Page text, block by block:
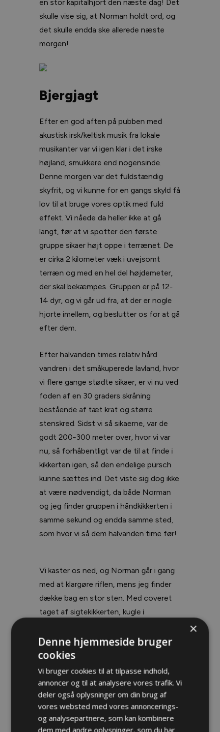
en stor kapitalhjort den næste dag! Det
skulle vise sig, at Norman holdt ord, og
det skulle endda ske allerede næste
morgen!
Bjergjagt
Efter en god aften på pubben med
akustisk irsk/keltisk musik fra lokale
musikanter var vi igen klar i det irske
højland, smukkere end nogensinde.
Denne morgen var det fuldstændig
skyfrit, og vi kunne for en gangs skyld få
lov til at bruge vores optik med fuld
effekt. Vi nåede da heller ikke at gå
langt, før at vi spotter den første
gruppe sikaer højt oppe i terrænet. De
er cirka 2 kilometer væk i uvejsomt
terræn og med en hel del højdemeter,
der skal bekæmpes. Gruppen er på 12-
14 dyr, og vi går ud fra, at der er nogle
hjorte imellem, og beslutter os for at gå
efter dem.
Efter halvanden times relativ hård
vandren i det småkuperede lavland, hvor
vi flere gange stødte sikaer, er vi nu ved
foden af en 30 graders skråning
bestående af tæt krat og større
stenskred. Sidst vi så sikaerne, var de
godt 200-300 meter over, hvor vi var
nu, så forhåbentligt var de til at finde i
kikkerten igen, så den endelige pürsch
kunne sættes ind. Det viste sig dog ikke
at være nødvendigt, da både Norman
og jeg finder gruppen i håndkikkerten i
samme sekund og endda samme sted,
som hvor vi så dem halvanden time før!
Vi kaster os ned, og Norman går i gang
med at klargøre riflen, mens jeg finder
dække bag en stor sten. Med coveret
taget af sigtekikkerten, kugle i
en nogenlunde skydeposition halvt
liggende op ad den store sten lige foran
mig. Sikaerne er 30-35 grader oppe af
skråningen og med en afstand på 320
meter. Med Norman på 10 gange
forstørrelse igennem sin håndkikkert og
jeg med 20 gange forstørrelse i
×
Denne hjemmeside bruger
cookies
Vi bruger cookies til at tilpasse indhold,
annoncer og til at analysere vores trafik. Vi
deler også oplysninger om din brug af
vores websted med vores annoncerings-
og analysepartnere, som kan kombinere
dem med andre oplysninger, som du har